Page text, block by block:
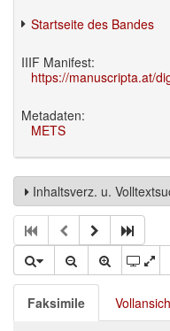
Startseite des Bandes
IIIF Manifest:
https://manuscripta.at/
Metadaten:
METS
Inhaltsverz. u.
Faksimile